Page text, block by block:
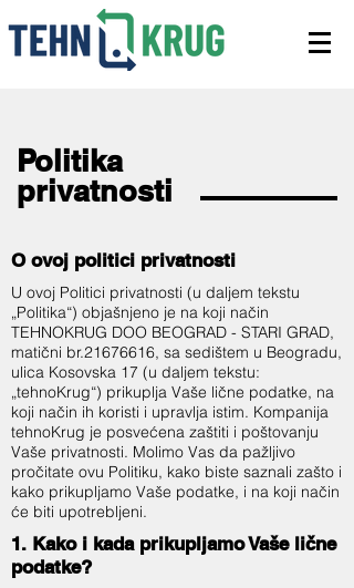
Politika
privatnosti
O ovoj politici privatnosti
U ovoj Politici privatnosti (u daljem tekstu
„Politika“) objašnjeno je na koji način
TEHNOKRUG DOO BEOGRAD - STARI GRAD,
matični br.21676616, sa sedištem u Beogradu,
ulica Kosovska 17 (u daljem tekstu:
„tehnoKrug“) prikuplja Vaše lične podatke, na
koji način ih koristi i upravlja istim. Kompanija
tehnoKrug je posvećena zaštiti i poštovanju
Vaše privatnosti. Molimo Vas da pažljivo
pročitate ovu Politiku, kako biste saznali zašto i
kako prikupljamo Vaše podatke, i na koji način
će biti upotrebljeni.
1. Kako i kada prikupljamo Vaše lične
podatke?